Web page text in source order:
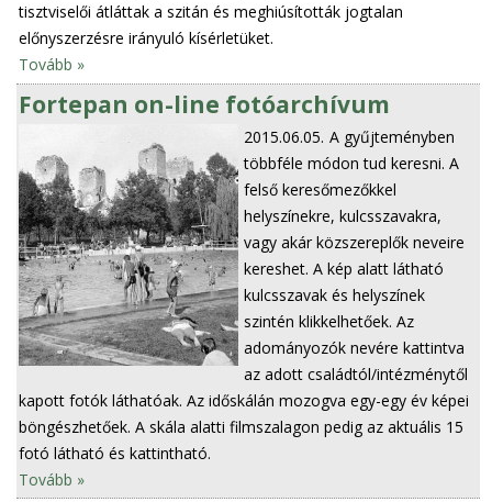
tisztviselői átláttak a szitán és meghiúsították jogtalan
előnyszerzésre irányuló kísérletüket.
Tovább »
Fortepan on-line fotóarchívum
2015.06.05. A gyűjteményben
többféle módon tud keresni. A
felső keresőmezőkkel
helyszínekre, kulcsszavakra,
vagy akár közszereplők neveire
kereshet. A kép alatt látható
kulcsszavak és helyszínek
szintén klikkelhetőek. Az
adományozók nevére kattintva
az adott családtól/intézménytől
kapott fotók láthatóak. Az időskálán mozogva egy-egy év képei
böngészhetőek. A skála alatti filmszalagon pedig az aktuális 15
fotó látható és kattintható.
Tovább »